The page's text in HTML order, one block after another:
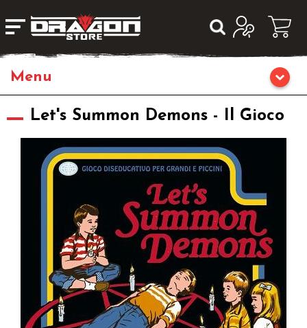
Home
Giochi di Ruolo
Fumetti & Romanzi
Giochi di Carte Collezionabili
Miniature
Dadi
Let's Summon Demons - Il Gioco